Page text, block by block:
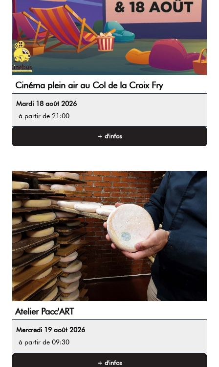
Cinéma plein air au Col de la Croix Fry
Mardi 18 août 2026
à partir de 21:00
+ d'infos
Atelier Pacc'ART
Mercredi 19 août 2026
à partir de 09:30
+ d'infos